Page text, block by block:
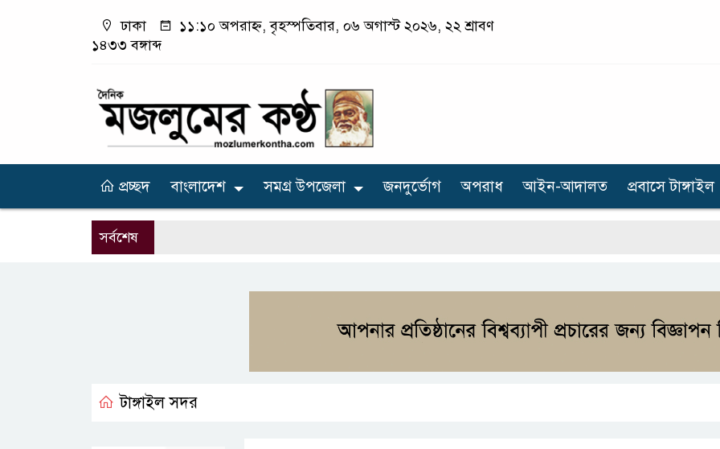
ঢাকা
১১:১০ অপরাহ্ন, বৃহস্পতিবার, ০৬ অগাস্ট ২০২৬, ২২ শ্রাবণ
১৪৩৩ বঙ্গাব্দ
প্রচ্ছদ বাংলাদেশ সমগ্র উপজেলা জনদুর্ভোগ অপরাধ আইন-আদালত প্রবাসে টাঙ্গাইল
সর্বশেষ
টাঙ্গাইল সদর